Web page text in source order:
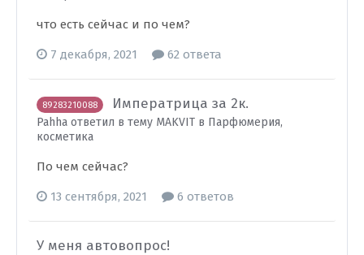
что есть сейчас и по чем?
7 декабря, 2021 62 ответа
89283210088 Императрица за 2к.
Pahha ответил в тему MAKVIT в Парфюмерия,
косметика
По чем сейчас?
13 сентября, 2021 6 ответов
У меня автовопрос!